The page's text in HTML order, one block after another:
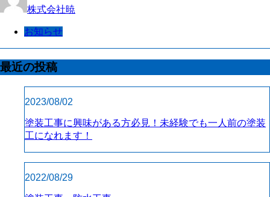
株式会社暁
お知らせ
最近の投稿
2023/08/02
塗装工事に興味がある方必見！未経験でも一人前の塗装
工になれます！
2022/08/29